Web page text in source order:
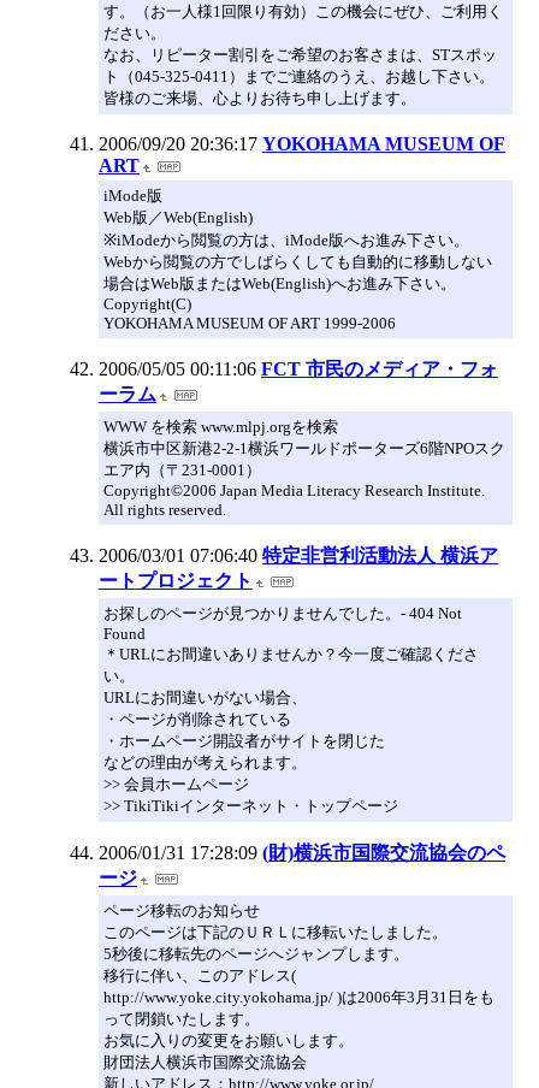
す。（お一人様1回限り有効）この機会にぜひ、ご利用く
ださい。
なお、リピーター割引をご希望のお客さまは、STスポッ
ト（045-325-0411）までご連絡のうえ、お越し下さい。
皆様のご来場、心よりお待ち申し上げます。
2006/09/20 20:36:17 YOKOHAMA MUSEUM OF
ART
iMode版
Web版／Web(English)
※iModeから閲覧の方は、iMode版へお進み下さい。
Webから閲覧の方でしばらくしても自動的に移動しない
場合はWeb版またはWeb(English)へお進み下さい。
Copyright(C)
YOKOHAMA MUSEUM OF ART 1999-2006
2006/05/05 00:11:06 FCT 市民のメディア・フォ
ーラム
WWW を検索 www.mlpj.orgを検索
横浜市中区新港2-2-1横浜ワールドポーターズ6階NPOスク
エア内（〒231-0001）
Copyright©2006 Japan Media Literacy Research Institute.
All rights reserved.
2006/03/01 07:06:40 特定非営利活動法人 横浜ア
ートプロジェクト
お探しのページが見つかりませんでした。- 404 Not
Found
＊URLにお間違いありませんか？今一度ご確認くださ
い。
URLにお間違いがない場合、
・ページが削除されている
・ホームページ開設者がサイトを閉じた
などの理由が考えられます。
>> 会員ホームページ
>> TikiTikiインターネット・トップページ
2006/01/31 17:28:09 (財)横浜市国際交流協会のペ
ージ
ページ移転のお知らせ
このページは下記のＵＲＬに移転いたしました。
5秒後に移転先のページへジャンプします。
移行に伴い、このアドレス(
http://www.yoke.city.yokohama.jp/ )は2006年3月31日をも
って閉鎖いたします。
お気に入りの変更をお願いします。
財団法人横浜市国際交流協会
新しいアドレス：http://www.yoke.or.jp/